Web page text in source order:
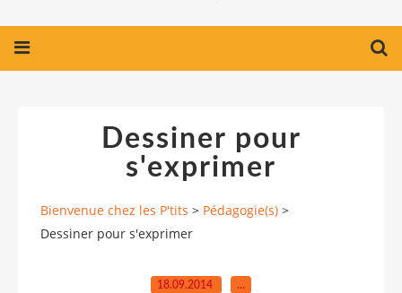
Dessiner pour
s'exprimer
Bienvenue chez les P'tits > Pédagogie(s) >
Dessiner pour s'exprimer
18.09.2014 …